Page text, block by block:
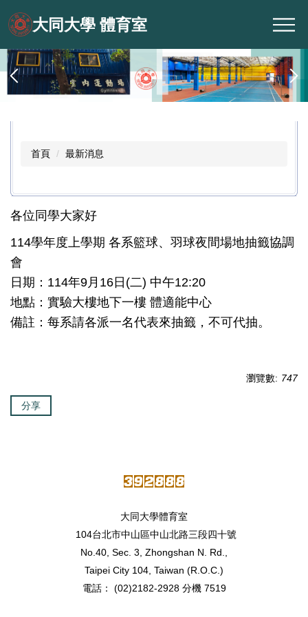
到
主
要
內
容
區
大同大學 體育室
首頁 最新消息
各位同學大家好
114學年度上學期 各系籃球、羽球夜間場地抽籤協調
會
日期：114年9月16日(二) 中午12:20
地點：實驗大樓地下一樓 體適能中心
備註：每系請各派一名代表來抽籤，不可代抽。
瀏覽數: 747
分享
大同大學體育室
104台北市中山區中山北路三段四十號
No.40, Sec. 3, Zhongshan N. Rd.,
Taipei City 104, Taiwan (R.O.C.)
電話： (02)2182-2928 分機 7519